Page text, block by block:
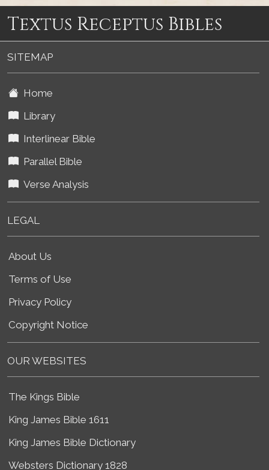
Textus Receptus Bibles
SITEMAP
Home
Library
Interlinear Bible
Parallel Bible
Verse Analysis
LEGAL
About Us
Terms of Use
Privacy Policy
Copyright Notice
OUR WEBSITES
The Kings Bible
King James Bible 1611
King James Bible Dictionary
Websters Dictionary 1828